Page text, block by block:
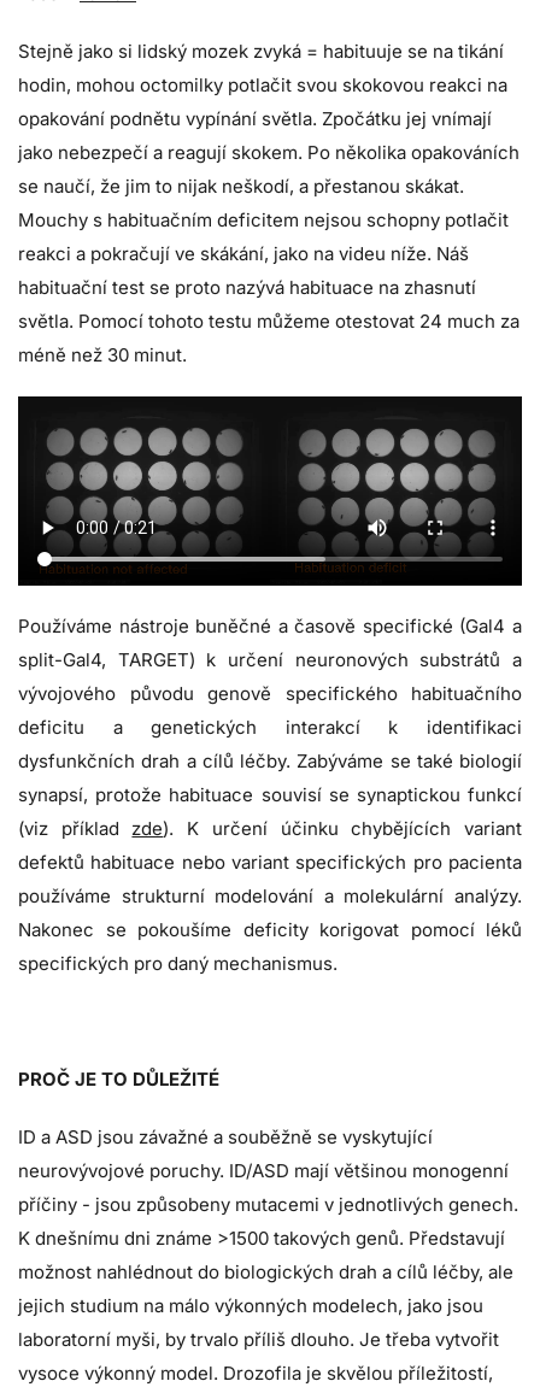
Stejně jako si lidský mozek zvyká = habituuje se na tikání
hodin, mohou octomilky potlačit svou skokovou reakci na
opakování podnětu vypínání světla. Zpočátku jej vnímají
jako nebezpečí a reagují skokem. Po několika opakováních
se naučí, že jim to nijak neškodí, a přestanou skákat.
Mouchy s habituačním deficitem nejsou schopny potlačit
reakci a pokračují ve skákání, jako na videu níže. Náš
habituační test se proto nazývá habituace na zhasnutí
světla. Pomocí tohoto testu můžeme otestovat 24 much za
méně než 30 minut.
Používáme nástroje buněčné a časově specifické (Gal4 a
split-Gal4, TARGET) k určení neuronových substrátů a
vývojového původu genově specifického habituačního
deficitu a genetických interakcí k identifikaci
dysfunkčních drah a cílů léčby. Zabýváme se také biologií
synapsí, protože habituace souvisí se synaptickou funkcí
(viz příklad zde). K určení účinku chybějících variant
defektů habituace nebo variant specifických pro pacienta
používáme strukturní modelování a molekulární analýzy.
Nakonec se pokoušíme deficity korigovat pomocí léků
specifických pro daný mechanismus.
PROČ JE TO DŮLEŽITÉ
ID a ASD jsou závažné a souběžně se vyskytující
neurovývojové poruchy. ID/ASD mají většinou monogenní
příčiny - jsou způsobeny mutacemi v jednotlivých genech.
K dnešnímu dni známe >1500 takových genů. Představují
možnost nahlédnout do biologických drah a cílů léčby, ale
jejich studium na málo výkonných modelech, jako jsou
laboratorní myši, by trvalo příliš dlouho. Je třeba vytvořit
vysoce výkonný model. Drozofila je skvělou příležitostí,